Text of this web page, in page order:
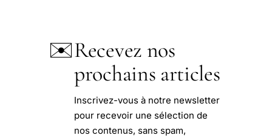
✉️Recevez nos
prochains articles
Inscrivez-vous à notre newsletter
pour recevoir une sélection de
nos contenus, sans spam,